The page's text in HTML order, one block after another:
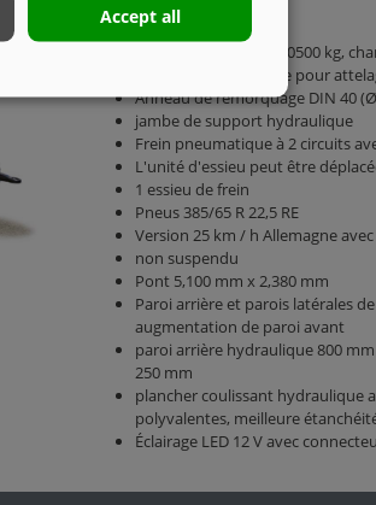
Châssis à 1 essieu
Poids total autorisé 10500 kg,
Barre d'attelage rigide pour
Anneau de remorquage DIN 40
jambe de support hydraulique
Frein pneumatique à 2 circuits
L'unité d'essieu peut être
1 essieu de frein
Pneus 385/65 R 22,5 RE
Version 25 km / h Allemagne
non suspendu
Pont 5,100 mm x 2,380 mm
Paroi arrière et parois latérales
augmentation de paroi avant
paroi arrière hydraulique 800
250 mm
plancher coulissant hydraulique
polyvalentes, meilleure
Éclairage LED 12 V avec
Accept all